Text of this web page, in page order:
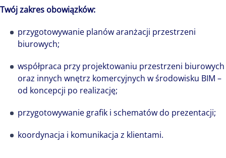
Twój zakres obowiązków:
przygotowywanie planów aranżacji przestrzeni
biurowych;
współpraca przy projektowaniu przestrzeni biurowych
oraz innych wnętrz komercyjnych w środowisku BIM –
od koncepcji po realizację;
przygotowywanie grafik i schematów do prezentacji;
koordynacja i komunikacja z klientami.